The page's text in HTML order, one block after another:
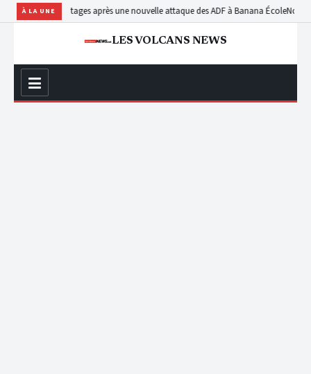
À LA UNE
plusieurs otages après une nouvelle attaque des ADF à Banana ÉcoleNord-Kivu :
LES VOLCANS NEWS